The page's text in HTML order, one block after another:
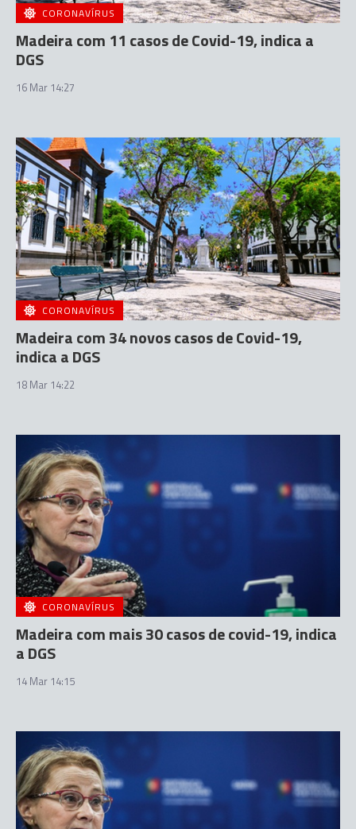
CORONAVÍRUS
Madeira com 11 casos de Covid-19, indica a
DGS
16 Mar 14:27
CORONAVÍRUS
Madeira com 34 novos casos de Covid-19,
indica a DGS
18 Mar 14:22
CORONAVÍRUS
Madeira com mais 30 casos de covid-19, indica
a DGS
14 Mar 14:15